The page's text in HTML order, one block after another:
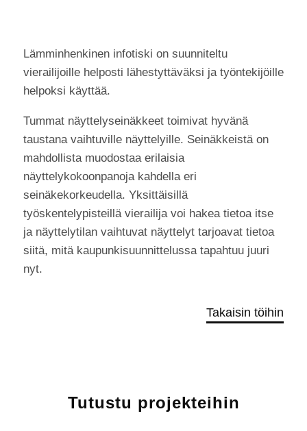
Lämminhenkinen infotiski on suunniteltu
vierailijoille helposti lähestyttäväksi ja työntekijöille
helpoksi käyttää.
Tummat näyttelyseinäkkeet toimivat hyvänä
taustana vaihtuville näyttelyille. Seinäkkeistä on
mahdollista muodostaa erilaisia
näyttelykokoonpanoja kahdella eri
seinäkekorkeudella. Yksittäisillä
työskentelypisteillä vierailija voi hakea tietoa itse
ja näyttelytilan vaihtuvat näyttelyt tarjoavat tietoa
siitä, mitä kaupunkisuunnittelussa tapahtuu juuri
nyt.
Takaisin töihin
Tutustu projekteihin